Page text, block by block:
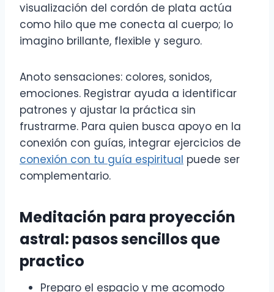
visualización del cordón de plata actúa
como hilo que me conecta al cuerpo; lo
imagino brillante, flexible y seguro.
Anoto sensaciones: colores, sonidos,
emociones. Registrar ayuda a identificar
patrones y ajustar la práctica sin
frustrarme. Para quien busca apoyo en la
conexión con guías, integrar ejercicios de
conexión con tu guía espiritual puede ser
complementario.
Meditación para proyección
astral: pasos sencillos que
practico
Preparo el espacio y me acomodo